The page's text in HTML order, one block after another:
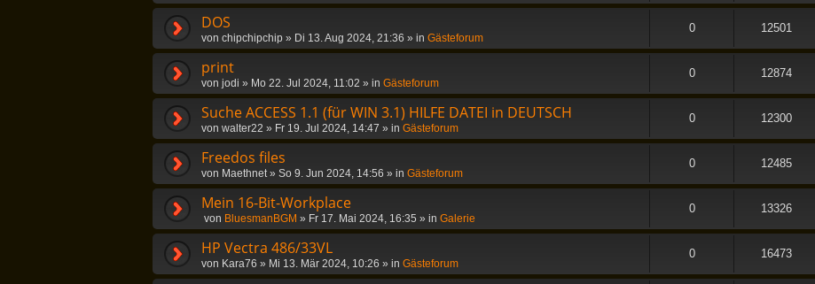
DOS
von chipchipchip » Di 13. Aug 2024, 21:36 » in Gästeforum
0 12501
print
von jodi » Mo 22. Jul 2024, 11:02 » in Gästeforum
0 12874
Suche ACCESS 1.1 (für WIN 3.1) HILFE DATEI in DEUTSCH
von walter22 » Fr 19. Jul 2024, 14:47 » in Gästeforum
0 12300
Freedos files
von Maethnet» So 9. Jun 2024, 14:56 » in Gästeforum
0 12485
Mein 16-Bit-Workplace
von BluesmanBGM » Fr 17. Mai 2024, 16:35 » in Galerie
0 13326
HP Vectra 486/33VL
von Kara76 » Mi 13. Mär 2024, 10:26 » in Gästeforum
0 16473